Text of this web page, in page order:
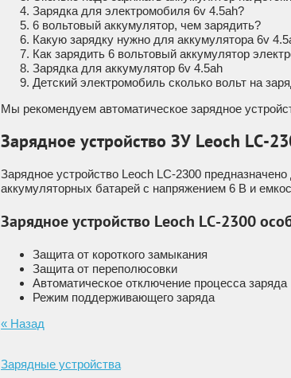
Зарядка для электромобиля 6v 4.5ah?
6 вольтовый аккумулятор, чем зарядить?
Какую зарядку нужно для аккумулятора 6v
Как зарядить 6 вольтовый аккумулятор
Зарядка для аккумулятор 6v 4.5ah
Детский электромобиль сколько вольт на
Мы рекомендуем автоматическое зарядное
Зарядное устройство ЗУ Leoch LC-
Зарядное устройство Leoch LC-2300
аккумуляторных батарей с напряжением 6 В и
Зарядное устройство Leoch LC-2300
Защита от короткого замыкания
Защита от переполюсовки
Автоматическое отключение процесса заряда
Режим поддерживающего заряда
« Назад
Зарядные устройства